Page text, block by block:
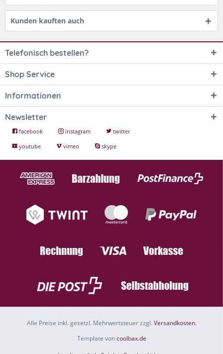
Kunden kauften auch
Telefonisch bestellen?
Shop Service
Informationen
Newsletter
facebook instagram
twitter
youtube
vimeo skype
Alle Preise inkl. gesetzl. Mehrwertsteuer zzgl.Versandkosten.
Template voncoolbax.de